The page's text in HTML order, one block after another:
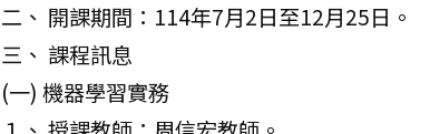
二、 開課期間：114年7月2日至12月25日。
三、 課程訊息
(一) 機器學習實務